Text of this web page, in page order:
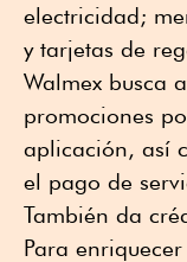
electricidad;
y tarjetas de
Walmex busca
promociones
aplicación, así
el pago de
También da
Para